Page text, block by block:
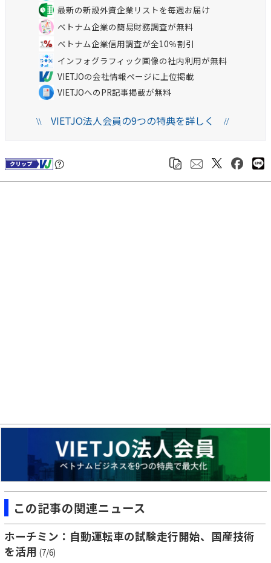
最新の新設外資企業リストを毎週お届け
ベトナム企業の簡易財務調査が無料
ベトナム企業信用調査が全10％割引
インフォグラフィック画像の社内利用が無料
VIETJOの会社情報ページに上位掲載
VIETJOへのPR記事掲載が無料
\\VIETJO法人会員の9つの特典を詳しく //
この記事の関連ニュース
ホーチミン：自動運転車の試験走行開始、国産技術
を活用 (7/6)